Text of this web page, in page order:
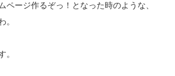
ページ作るぞっ！となった時のような、
。
。